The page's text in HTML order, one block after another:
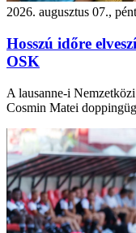
2026. augusztus 07.,
Hosszú időre
OSK
A lausanne-i
Cosmin Matei